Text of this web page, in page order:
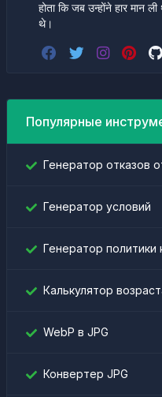
होता कि जब उन्होंने हार मान
थे।
Популярные
Генератор отказов
Генератор условий
Генератор политики
Калькулятор
WebP в JPG
Конвертер JPG